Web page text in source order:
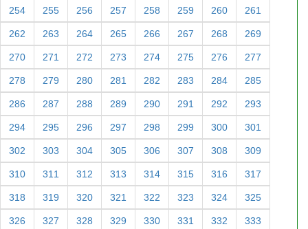
254 255 256 257 258 259 260 261
262 263 264 265 266 267 268 269
270 271 272 273 274 275 276 277
278 279 280 281 282 283 284 285
286 287 288 289 290 291 292 293
294 295 296 297 298 299 300 301
302 303 304 305 306 307 308 309
310 311 312 313 314 315 316 317
318 319 320 321 322 323 324 325
326 327 328 329 330 331 332 333